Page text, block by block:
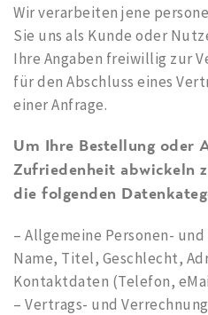
Wir verarbeiten jene
Sie uns als Kunde oder
Ihre Angaben freiwillig zur
für den Abschluss eines
einer Anfrage.
Um Ihre Bestellung oder
Zufriedenheit abwickeln
die folgenden
– Allgemeine Personen-
Name, Titel, Geschlecht,
Kontaktdaten (Telefon,
– Vertrags- und